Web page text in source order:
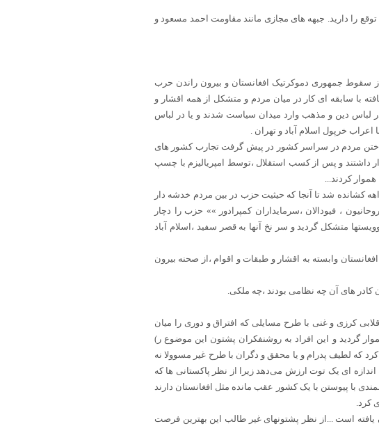
را دارید. جبهه های مجازی مانند مقاومت احمد مسعود و
سقوط جمهوری دموکرتیک افغانستان و بیرون راندن حرب
با سابقه ای کار در میان مردم و متشکل از همه اقشار و
لباس دین و مذهب وارد میدان سیاست شدند و یا در لباس
خرپول اسلام آباد و تهران .
مردم در سراسر کشور در پیش گرفت تجارب کشور های
داشتند و پس از کسب استقلال ،توسط امپریالیزم با چسپ
کردند...
کشانده شد تا آنجا که حیثیت حزب در بین مردم خدشه دار
، فیودالان ،سرمایداران کمپرادور »» حزب را دچار
ها و ماوویستها متشکل گردید و سر نخ آنها به قصر سفید ،اسلام آباد
وابسته به اقشار و طبقات و اقوام ،از صحنه بیرون
کادر های آن چه نظامی بودند ،چه ملکی.
کرزی و غنی با طرح مسایلی که افتراق و دوری را میان
گردید و این افراد به روشنفکران پشتون این موضوع ر)
که لطیف پدرام و یا محقق و دگران با طرح غیر مسوولا نه
اندازه ای یک توت ارزش می‌دهد زیرا از نظر پاکستانی ها که
پیوستن با یک کشور عقب مانده مثل افغانستان دارند
کرد.
است ...از نظر پشتونهای غیر طالب این بهترین فرصت